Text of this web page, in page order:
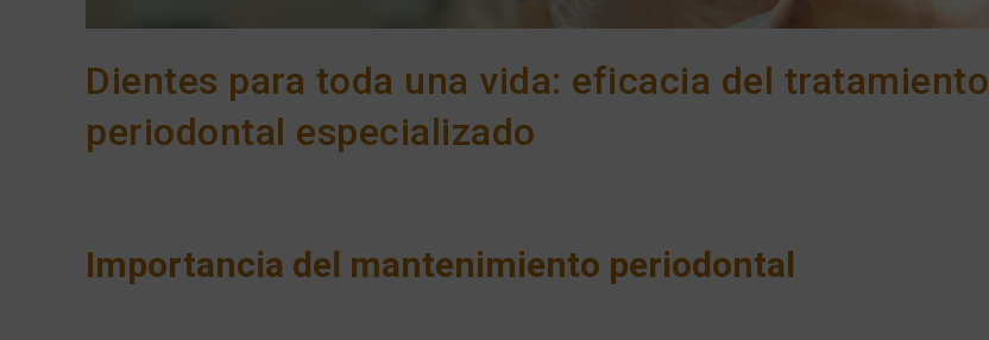
Dientes para toda una vida: eficacia del tratamiento
periodontal especializado
Importancia del mantenimiento periodontal